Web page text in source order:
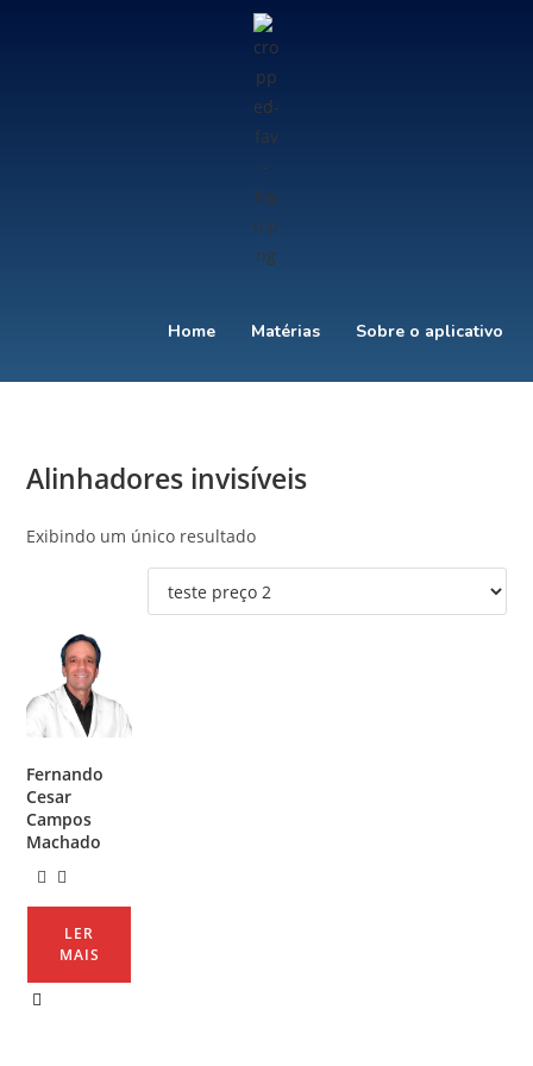
Home Matérias Sobre o aplicativo
Alinhadores invisíveis
Exibindo um único resultado
Fernando
Cesar
Campos
Machado
LER
MAIS